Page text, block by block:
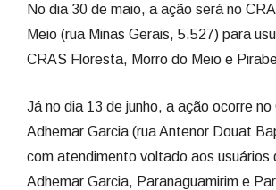
No dia 30 de maio, a ação será no
Meio (rua Minas Gerais, 5.527) para
CRAS Floresta, Morro do Meio e
Já no dia 13 de junho, a ação ocorre no
Adhemar Garcia (rua Antenor Douat
com atendimento voltado aos usuários
Adhemar Garcia, Paranaguamirim e